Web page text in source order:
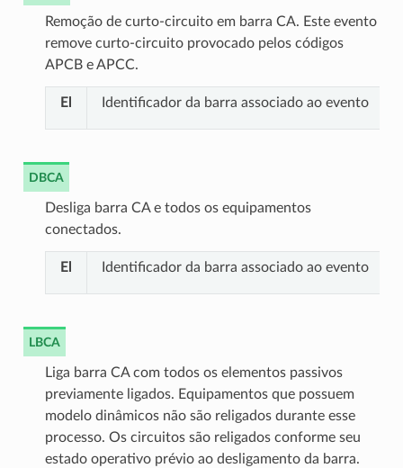
Remoção de curto-circuito em barra CA. Este evento
remove curto-circuito provocado pelos códigos
APCB e APCC.
El Identificador da barra associado ao evento
DBCA
Desliga barra CA e todos os equipamentos
conectados.
El Identificador da barra associado ao evento
LBCA
Liga barra CA com todos os elementos passivos
previamente ligados. Equipamentos que possuem
modelo dinâmicos não são religados durante esse
processo. Os circuitos são religados conforme seu
estado operativo prévio ao desligamento da barra.